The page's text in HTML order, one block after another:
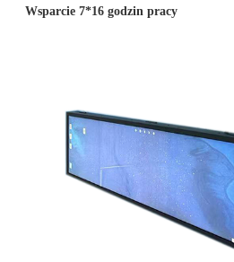
Wsparcie 7*16 godzin pracy